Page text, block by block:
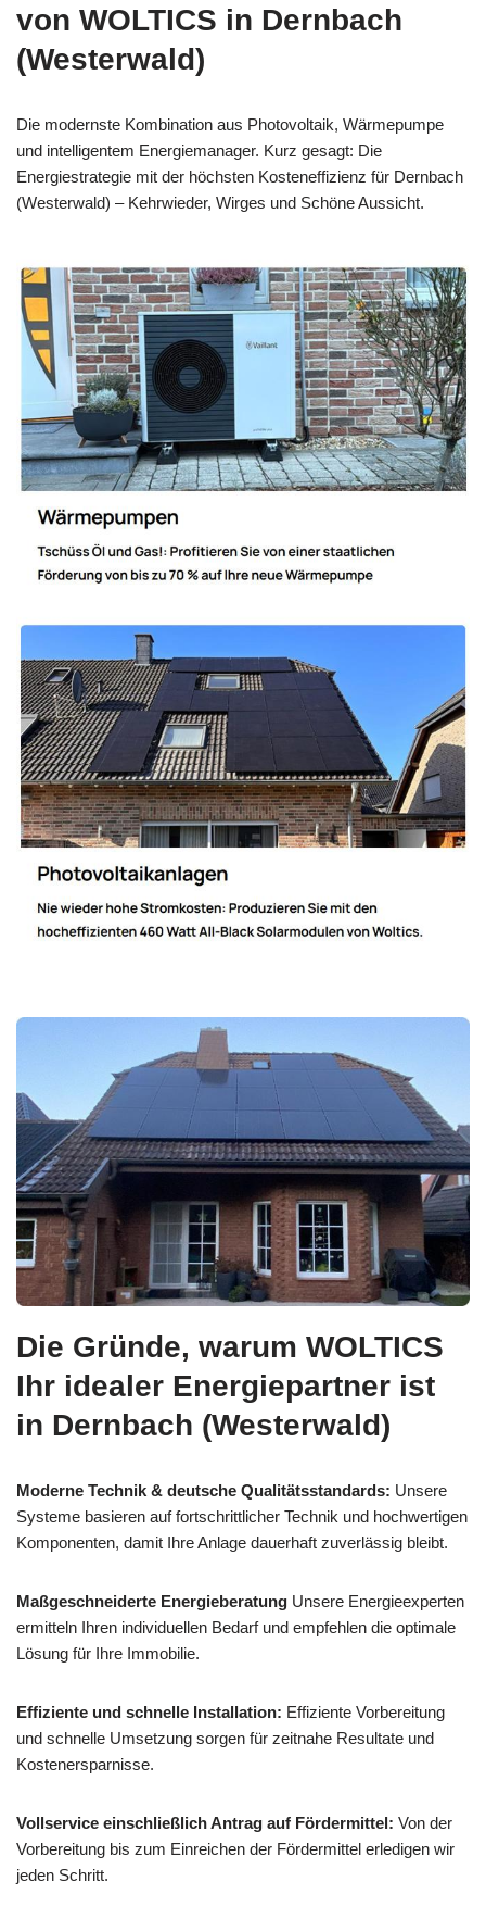
von WOLTICS in Dernbach
(Westerwald)
Die modernste Kombination aus Photovoltaik, Wärmepumpe
und intelligentem Energiemanager. Kurz gesagt: Die
Energiestrategie mit der höchsten Kosteneffizienz für Dernbach
(Westerwald) – Kehrwieder, Wirges und Schöne Aussicht.
Die Gründe, warum WOLTICS
Ihr idealer Energiepartner ist
in Dernbach (Westerwald)
Moderne Technik & deutsche Qualitätsstandards: Unsere
Systeme basieren auf fortschrittlicher Technik und hochwertigen
Komponenten, damit Ihre Anlage dauerhaft zuverlässig bleibt.
Maßgeschneiderte Energieberatung Unsere Energieexperten
ermitteln Ihren individuellen Bedarf und empfehlen die optimale
Lösung für Ihre Immobilie.
Effiziente und schnelle Installation: Effiziente Vorbereitung
und schnelle Umsetzung sorgen für zeitnahe Resultate und
Kostenersparnisse.
Vollservice einschließlich Antrag auf Fördermittel: Von der
Vorbereitung bis zum Einreichen der Fördermittel erledigen wir
jeden Schritt.